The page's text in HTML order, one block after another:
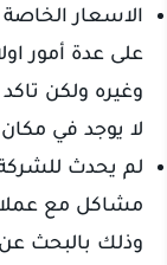
الاسعار
على عدة أمور
وغيره ولكن
لا يوجد في مكان
لم يحدث
مشاكل مع
وذلك بالبحث